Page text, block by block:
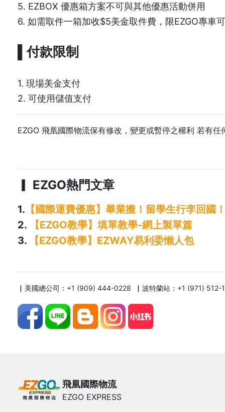
5. EZBOX 優惠箱方案不可與其他優惠活動併用
6. 如需取件一箱加收$5美金取件費，限EZGO專車
▌付款限制
1. 現場美金支付
2. 可使用儲值支付
EZGO 飛凰國際物流保有修改，變更或暫停之權利 若有
▎ EZGO熱門文章
1. 【國際運費優惠】畢業搬！留學生行李回國
2.
【EZGO教學】填單教學-網上製單篇
3.
【EZGO教學】EZWAY易利委懶人包
▏美國總公司：+1 (909) 444-0228 ▏波特蘭站：+1 (971)
飛凰國際物流
EZGO EXPRESS